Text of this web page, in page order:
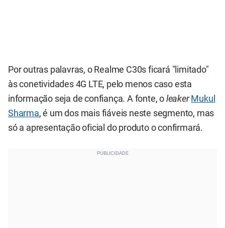
Por outras palavras, o Realme C30s ficará "limitado"
às conetividades 4G LTE, pelo menos caso esta
informação seja de confiança. A fonte, o leaker Mukul
Sharma, é um dos mais fiáveis neste segmento, mas
só a apresentação oficial do produto o confirmará.